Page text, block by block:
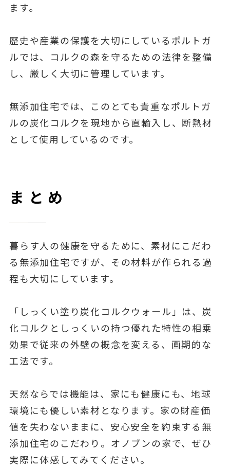
ます。
歴史や産業の保護を大切にしているポルトガ
ルでは、コルクの森を守るための法律を整備
し、厳しく大切に管理しています。
無添加住宅では、このとても貴重なポルトガ
ルの炭化コルクを現地から直輸入し、断熱材
として使用しているのです。
まとめ
暮らす人の健康を守るために、素材にこだわ
る無添加住宅ですが、その材料が作られる過
程も大切にしています。
「しっくい塗り炭化コルクウォール」は、炭
化コルクとしっくいの持つ優れた特性の相乗
効果で従来の外壁の概念を変える、画期的な
工法です。
天然ならでは機能は、家にも健康にも、地球
環境にも優しい素材となります。家の財産価
値を失わないままに、安心安全を約束する無
添加住宅のこだわり。オノブンの家で、ぜひ
実際に体感してみてください。